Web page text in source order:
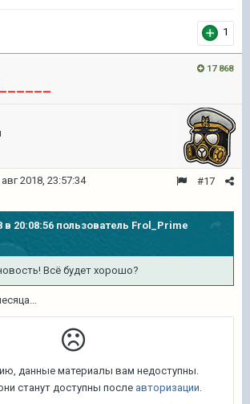
1
17 868
#17
авг 2018, 23:57:34
в 20:08:56 пользователь Frol_Prime
Всё будет хорошо?